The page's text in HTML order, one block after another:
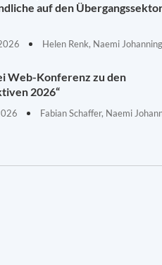
auf den
Helen Renk, Naemi Johanning
Web-Konferenz zu den
2026“
Fabian Schaffer, Naemi